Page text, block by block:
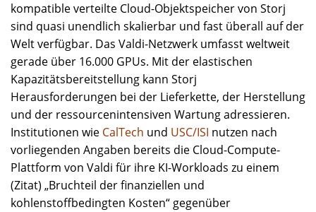
kompatible verteilte Cloud-Objektspeicher von Storj
sind quasi unendlich skalierbar und fast überall auf der
Welt verfügbar. Das Valdi-Netzwerk umfasst weltweit
gerade über 16.000 GPUs. Mit der elastischen
Kapazitätsbereitstellung kann Storj
Herausforderungen bei der Lieferkette, der Herstellung
und der ressourcenintensiven Wartung adressieren.
Institutionen wie CalTech und USC/ISI nutzen nach
vorliegenden Angaben bereits die Cloud-Compute-
Plattform von Valdi für ihre KI-Workloads zu einem
(Zitat) „Bruchteil der finanziellen und
kohlenstoffbedingten Kosten“ gegenüber